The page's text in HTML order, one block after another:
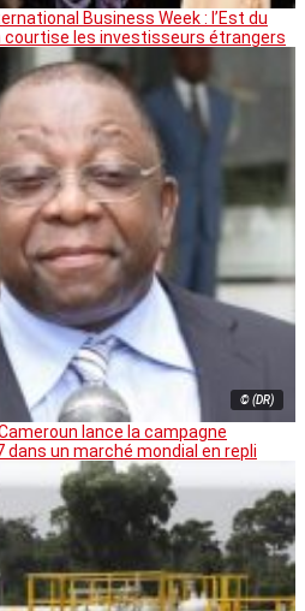
Business Week : l’Est du
courtise les investisseurs étrangers
© (DR)
lance la campagne
dans un marché mondial en repli